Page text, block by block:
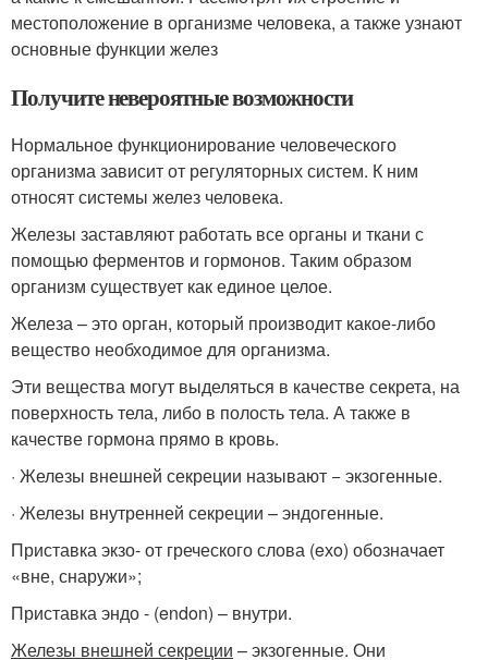
местоположение в организме человека, а также узнают
основные функции желез
Получите невероятные возможности
Нормальное функционирование человеческого
организма зависит от регуляторных систем. К ним
относят системы желез человека.
Железы заставляют работать все органы и ткани с
помощью ферментов и гормонов. Таким образом
организм существует как единое целое.
Железа – это орган, который производит какое-либо
вещество необходимое для организма.
Эти вещества могут выделяться в качестве секрета, на
поверхность тела, либо в полость тела. А также в
качестве гормона прямо в кровь.
· Железы внешней секреции называют − экзогенные.
· Железы внутренней секреции – эндогенные.
Приставка экзо- от греческого слова (eхo) обозначает
«вне, снаружи»;
Приставка эндо - (endon) – внутри.
Железы внешней секреции – экзогенные. Они